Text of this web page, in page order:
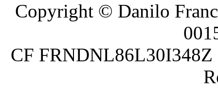
Copyright © Danilo
CF